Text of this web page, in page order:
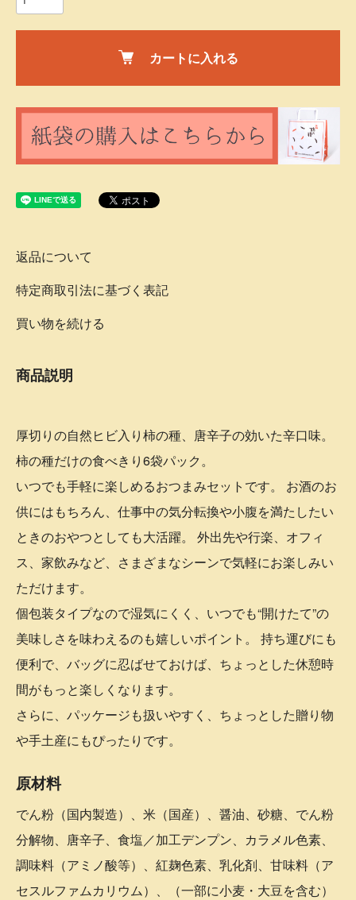
カートに入れる
返品について
特定商取引法に基づく表記
買い物を続ける
商品説明
厚切りの自然ヒビ入り柿の種、唐辛子の効いた辛口味。
柿の種だけの食べきり6袋パック。
いつでも手軽に楽しめるおつまみセットです。 お酒のお
供にはもちろん、仕事中の気分転換や小腹を満たしたい
ときのおやつとしても大活躍。 外出先や行楽、オフィ
ス、家飲みなど、さまざまなシーンで気軽にお楽しみい
ただけます。
個包装タイプなので湿気にくく、いつでも“開けたて”の
美味しさを味わえるのも嬉しいポイント。 持ち運びにも
便利で、バッグに忍ばせておけば、ちょっとした休憩時
間がもっと楽しくなります。
さらに、パッケージも扱いやすく、ちょっとした贈り物
や手土産にもぴったりです。
原材料
でん粉（国内製造）、米（国産）、醤油、砂糖、でん粉
分解物、唐辛子、食塩／加工デンプン、カラメル色素、
調味料（アミノ酸等）、紅麹色素、乳化剤、甘味料（ア
セスルファムカリウム）、（一部に小麦・大豆を含む）